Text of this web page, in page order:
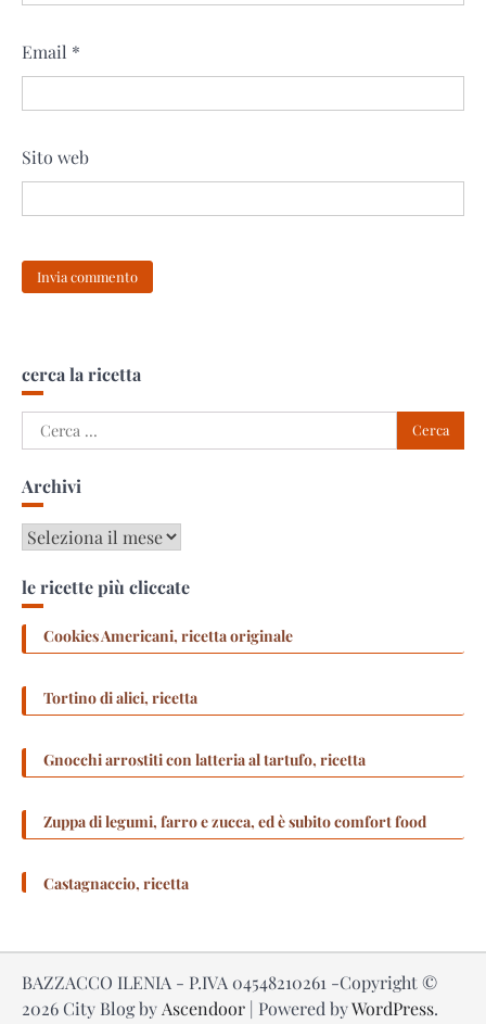
Email *
Sito web
cerca la ricetta
Ricerca
per:
Archivi
Archivi
le ricette più cliccate
Cookies Americani, ricetta originale
Tortino di alici, ricetta
Gnocchi arrostiti con latteria al tartufo, ricetta
Zuppa di legumi, farro e zucca, ed è subito comfort food
Castagnaccio, ricetta
BAZZACCO ILENIA - P.IVA 04548210261 -Copyright ©
2026City Blog by Ascendoor | Powered byWordPress.